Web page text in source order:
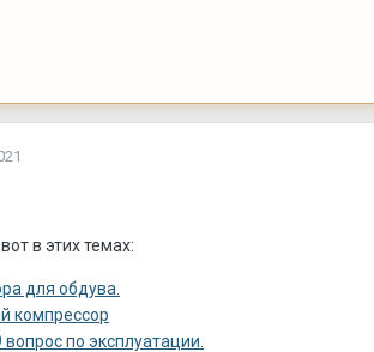
в этих темах:
для обдува.
компрессор
по эксплуатации.